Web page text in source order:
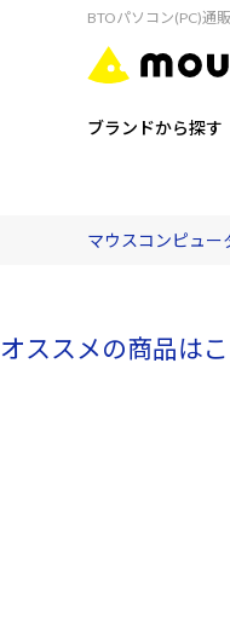
BTOパソコン(PC)通
ブランドから探す
マウスコンピュー
オススメの商品は